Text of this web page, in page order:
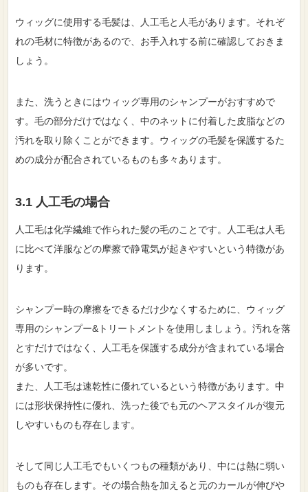
ウィッグに使用する毛髪は、人工毛と人毛があります。それぞ
れの毛材に特徴があるので、お手入れする前に確認しておきま
しょう。
また、洗うときにはウィッグ専用のシャンプーがおすすめで
す。毛の部分だけではなく、中のネットに付着した皮脂などの
汚れを取り除くことができます。ウィッグの毛髪を保護するた
めの成分が配合されているものも多々あります。
3.1 人工毛の場合
人工毛は化学繊維で作られた髪の毛のことです。人工毛は人毛
に比べて洋服などの摩擦で静電気が起きやすいという特徴があ
ります。
シャンプー時の摩擦をできるだけ少なくするために、ウィッグ
専用のシャンプー&トリートメントを使用しましょう。汚れを落
とすだけではなく、人工毛を保護する成分が含まれている場合
が多いです。
また、人工毛は速乾性に優れているという特徴があります。中
には形状保持性に優れ、洗った後でも元のヘアスタイルが復元
しやすいものも存在します。
そして同じ人工毛でもいくつもの種類があり、中には熱に弱い
ものも存在します。その場合熱を加えると元のカールが伸びや